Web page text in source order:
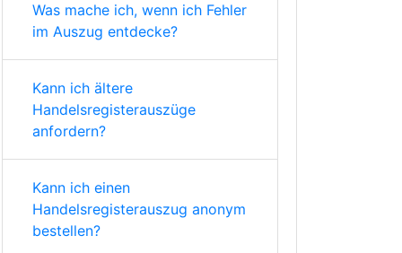
Was mache ich, wenn ich Fehler
im Auszug entdecke?
Kann ich ältere
Handelsregisterauszüge
anfordern?
Kann ich einen
Handelsregisterauszug anonym
bestellen?